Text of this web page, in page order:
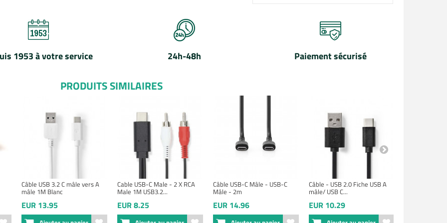
1953 à votre service 24h-48h Paiement sécurisé
PRODUITS SIMILAIRES
Câble USB 3.2 C mâle vers A
mâle 1M Blanc
EUR 13.95
Cable USB-C Male - 2 X RCA
Male 1M USB3.2...
EUR 8.25
Câble USB-C Mâle - USB-C
Mâle - 2m
EUR 14.96
Câble - USB 2.0 Fiche USB A
mâle/ USB C...
EUR 10.29